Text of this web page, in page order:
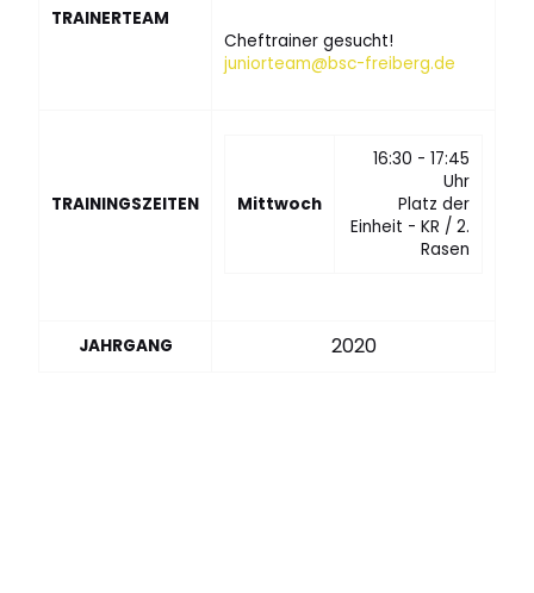
TRAINERTEAM
Cheftrainer gesucht!
juniorteam@bsc-freiberg.de
TRAININGSZEITEN Mittwoch
16:30 - 17:45
Uhr
Platz der
Einheit - KR / 2.
Rasen
JAHRGANG 2020